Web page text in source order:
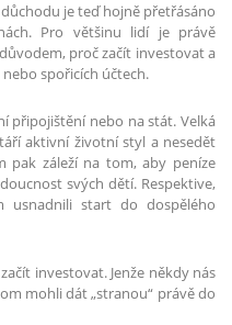
je teď hojně přetřásáno
Pro většinu lidí je právě
proč začít investovat a
spořicích účtech.
připojištění nebo na stát. Velká
aktivní životní styl a nesedět
pak záleží na tom, aby peníze
svých dětí. Respektive,
usnadnili start do dospělého
investovat. Jenže někdy nás
mohli dát „stranou“ právě do